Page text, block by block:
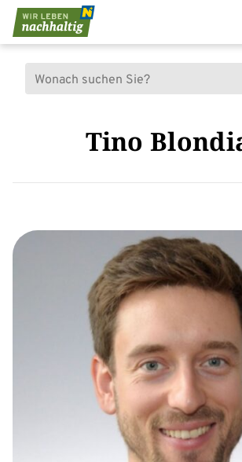
Navigation überspringen
Suche
Tino